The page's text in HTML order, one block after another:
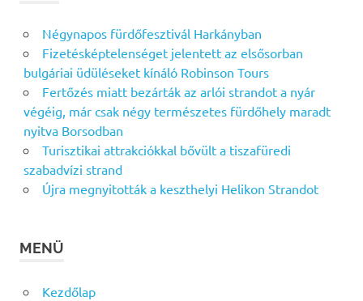
Négynapos fürdőfesztivál Harkányban
Fizetésképtelenséget jelentett az elsősorban
bulgáriai üdüléseket kínáló Robinson Tours
Fertőzés miatt bezárták az arlói strandot a nyár
végéig, már csak négy természetes fürdőhely maradt
nyitva Borsodban
Turisztikai attrakciókkal bővült a tiszafüredi
szabadvízi strand
Újra megnyitották a keszthelyi Helikon Strandot
MENÜ
Kezdőlap